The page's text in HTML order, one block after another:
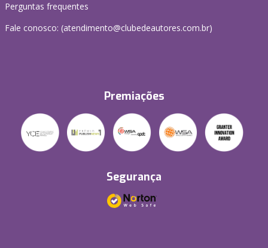
Perguntas frequentes
Fale conosco: (atendimento@clubedeautores.com.br)
Premiações
Segurança